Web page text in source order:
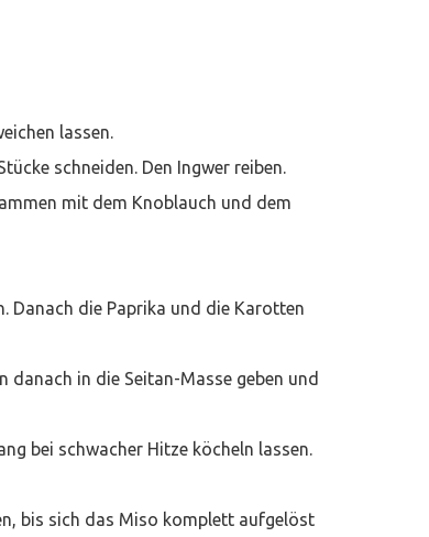
lassen.
schneiden. Den Ingwer reiben.
mit dem Knoblauch und dem
Danach die Paprika und die Karotten
danach in die Seitan-Masse geben und
bei schwacher Hitze köcheln lassen.
bis sich das Miso komplett aufgelöst